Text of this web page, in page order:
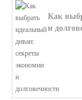
Как
и